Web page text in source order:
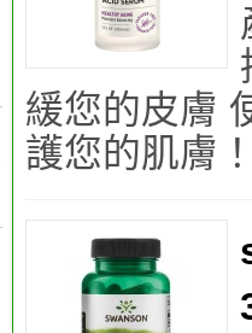
緩您的皮膚
護您的肌膚